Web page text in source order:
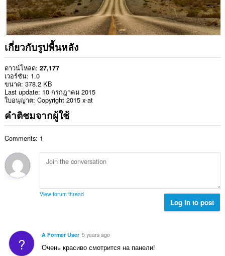
เกี่ยวกับรูปพื้นหลัง
ดาวน์โหลด 27,177
เวอร์ชัน 1.0
ขนาด 378.2 KB
Last update 10 กรกฎาคม 2015
ใบอนุญาต Copyright 2015 x-at
คำติชมจากผู้ใช้
Comments: 1
View forum thread
Log in to post
? A Former User 5 years ago
Очень красиво смотрится на панели!